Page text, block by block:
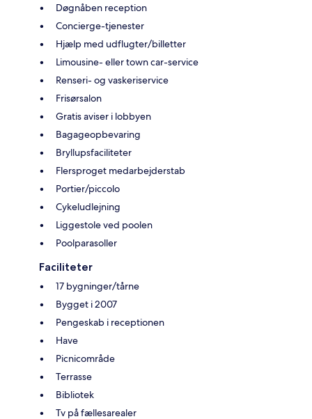
Døgnåben reception
Concierge-tjenester
Hjælp med udflugter/billetter
Limousine- eller town car-service
Renseri- og vaskeriservice
Frisørsalon
Gratis aviser i lobbyen
Bagageopbevaring
Bryllupsfaciliteter
Flersproget medarbejderstab
Portier/piccolo
Cykeludlejning
Liggestole ved poolen
Poolparasoller
Faciliteter
17 bygninger/tårne
Bygget i 2007
Pengeskab i receptionen
Have
Picnicområde
Terrasse
Bibliotek
Tv på fællesarealer